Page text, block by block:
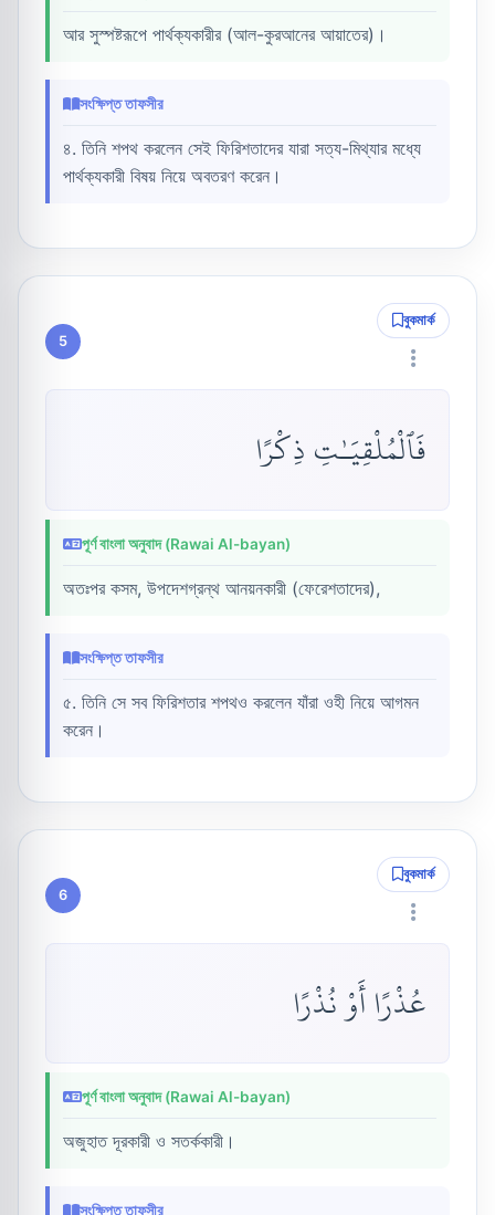
আর সুস্পষ্টরূপে পার্থক্যকারীর (আল-কুরআনের আয়াতের)।
সংক্ষিপ্ত তাফসীর
৪. তিনি শপথ করলেন সেই ফিরিশতাদের যারা সত্য-মিথ্যার মধ্যে
পার্থক্যকারী বিষয় নিয়ে অবতরণ করেন।
5
বুকমার্ক
فَٱلْمُلْقِيَـٰتِ ذِكْرًا
পূর্ণ বাংলা অনুবাদ (Rawai Al-bayan)
অতঃপর কসম, উপদেশগ্রন্থ আনয়নকারী (ফেরেশতাদের),
সংক্ষিপ্ত তাফসীর
৫. তিনি সে সব ফিরিশতার শপথও করলেন যাঁরা ওহী নিয়ে আগমন
করেন।
6
বুকমার্ক
عُذْرًا أَوْ نُذْرًا
পূর্ণ বাংলা অনুবাদ (Rawai Al-bayan)
অজুহাত দূরকারী ও সতর্ককারী।
সংক্ষিপ্ত তাফসীর